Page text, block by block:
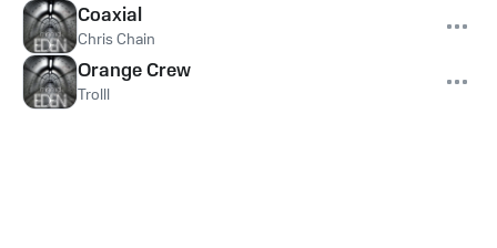
Coaxial
Chris Chain
Orange Crew
Trolll